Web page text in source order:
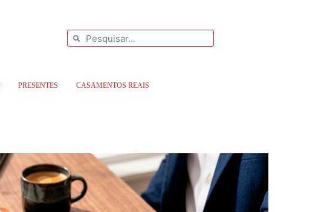
PRESENTES CASAMENTOS REAIS